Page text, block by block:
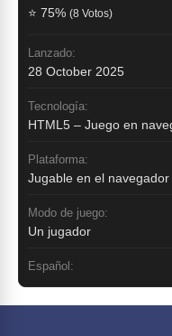
⭐ 75% (8 Votos)
Lanzado:
28 October 2025
Tecnología:
HTML5 – Juego en
Plataforma:
Jugable en el
Modo de juego:
Un jugador
Español: